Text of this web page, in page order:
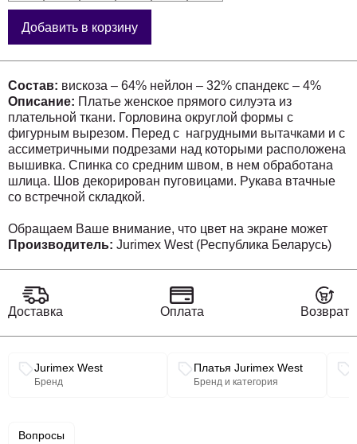
Добавить в корзину
Состав: вискоза – 64% нейлон – 32% спандекс – 4%
Описание: Платье женское прямого силуэта из
плательной ткани. Горловина округлой формы с
фигурным вырезом. Перед с нагрудными вытачками и с
ассиметричными подрезами над которыми расположена
вышивка. Спинка со средним швом, в нем обработана
шлица. Шов декорирован пуговицами. Рукава втачные
со встречной складкой.
Обращаем Ваше внимание, что цвет на экране может
отличаться от реального.
р.52 – ПОГ 55 см, ПОБ 58 см,
р.54 – ПОГ 57 см, ПОБ 60 см,
р.58 – ПОГ 61 см, ПОБ 64 см,
р.62 – ПОГ 65 см, ПОБ 68 см.
Производитель: Jurimex West (Республика Беларусь)
Доставка Оплата Возврат
Связанные разделы каталога
Jurimex West
Бренд
Платья Jurimex West
Бренд и категория
Вопросы